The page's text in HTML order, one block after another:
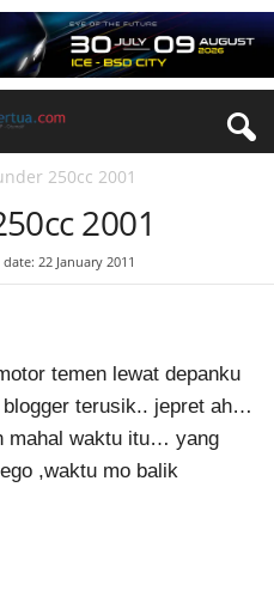
250cc 2001
2001
22 January 2011
temen lewat depanku
terusik.. jepret ah…
mahal waktu itu… yang
,waktu mo balik